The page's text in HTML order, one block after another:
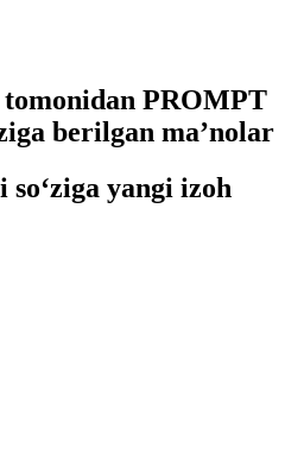
PROMPT
berilgan ma’nolar
yangi izoh